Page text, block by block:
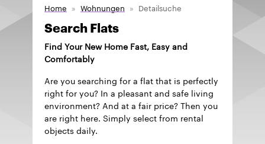
Home Wohnungen Detailsuche
Search Flats
Find Your New Home Fast, Easy and
Comfortably
Are you searching for a flat that is perfectly
right for you? In a pleasant and safe living
environment? And at a fair price? Then you
are right here. Simply select from rental
objects daily.